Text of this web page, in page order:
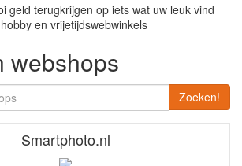
geld terugkrijgen op iets wat uw leuk vind
en vrijetijdswebwinkels
webshops
Zoeken!
Smartphoto.nl